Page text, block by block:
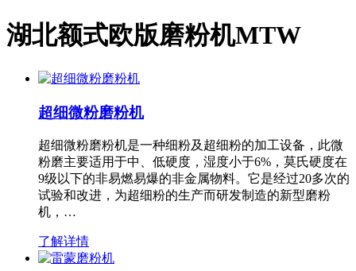
湖北额式欧版磨粉机MTW
超细微粉磨粉机
超细微粉磨粉机是一种细粉及超细粉的加工设备，此微
粉磨主要适用于中、低硬度，湿度小于6%，莫氏硬度在
9级以下的非易燃易爆的非金属物料。它是经过20多次的
试验和改进，为超细粉的生产而研发制造的新型磨粉
机，…
了解详情